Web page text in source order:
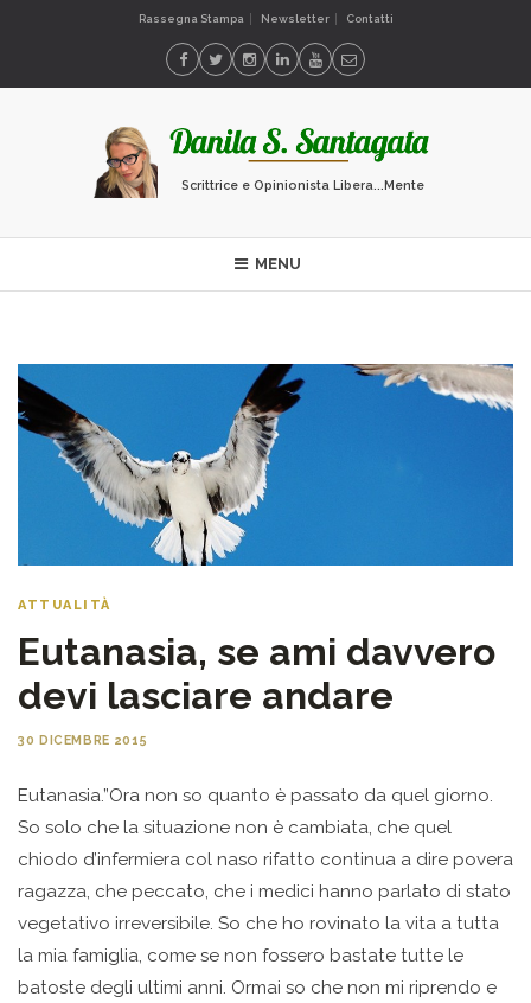
Rassegna Stampa Newsletter Contatti
Scrittrice e Opinionista Libera...Mente
MENU
ATTUALITÀ
Eutanasia, se ami davvero
devi lasciare andare
30 DICEMBRE 2015
Eutanasia.”Ora non so quanto è passato da quel giorno.
So solo che la situazione non è cambiata, che quel
chiodo d’infermiera col naso rifatto continua a dire povera
ragazza, che peccato, che i medici hanno parlato di stato
vegetativo irreversibile. So che ho rovinato la vita a tutta
la mia famiglia, come se non fossero bastate tutte le
batoste degli ultimi anni. Ormai so che non mi riprendo e